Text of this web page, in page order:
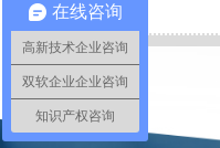
在线咨询
高新技术企业咨询
双软企业企业咨询
知识产权咨询